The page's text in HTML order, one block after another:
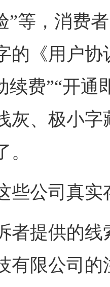
”等，消费
的《用户协
续费”“开通
灰、极小
些公司真实
者提供的
有限公司